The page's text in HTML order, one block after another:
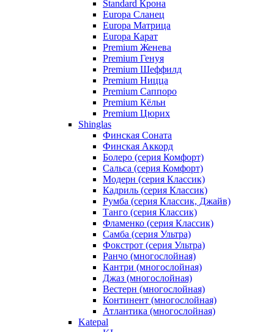
Standard Крона
Europa Сланец
Europa Матрица
Europa Карат
Premium Женева
Premium Генуя
Premium Шеффилд
Premium Ницца
Premium Саппоро
Premium Кёльн
Premium Цюрих
Shinglas
Финская Соната
Финская Аккорд
Болеро (серия Комфорт)
Сальса (серия Комфорт)
Модерн (серия Классик)
Кадриль (серия Классик)
Румба (серия Классик, Джайв)
Танго (серия Классик)
Фламенко (серия Классик)
Самба (серия Ультра)
Фокстрот (серия Ультра)
Ранчо (многослойная)
Кантри (многослойная)
Джаз (многослойная)
Вестерн (многослойная)
Континент (многослойная)
Атлантика (многослойная)
Katepal